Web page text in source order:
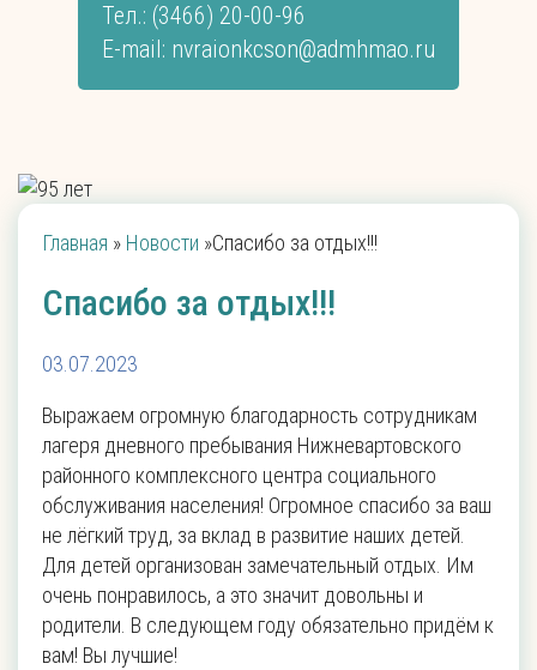
Тел.: (3466) 20-00-96
E-mail: nvraionkcson@admhmao.ru
Главная » Новости »Спасибо за отдых!!!
Спасибо за отдых!!!
03.07.2023
Выражаем огромную благодарность сотрудникам
лагеря дневного пребывания Нижневартовского
районного комплексного центра социального
обслуживания населения! Огромное спасибо за ваш
не лёгкий труд, за вклад в развитие наших детей.
Для детей организован замечательный отдых. Им
очень понравилось, а это значит довольны и
родители. В следующем году обязательно придём к
вам! Вы лучшие!